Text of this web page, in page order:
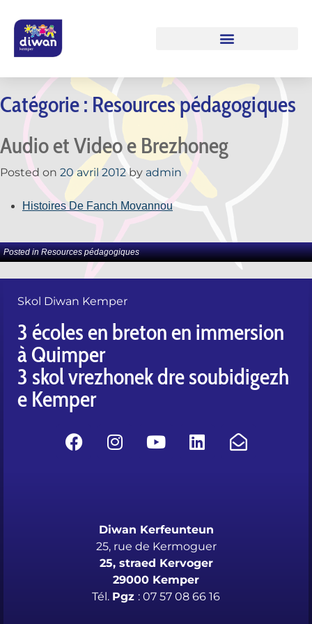
Catégorie :Resources pédagogiques
Audio et Video e Brezhoneg
Posted on 20 avril 2012by admin
Histoires De Fanch Movannou
Posted inResources pédagogiques
Skol Diwan Kemper
3 écoles en breton en immersion
à Quimper
3 skol vrezhonek dre soubidigezh
e Kemper
Diwan Kerfeunteun
25, rue de Kermoguer
25, straed Kervoger
29000 Kemper
Tél. Pgz : 07 57 08 66 16